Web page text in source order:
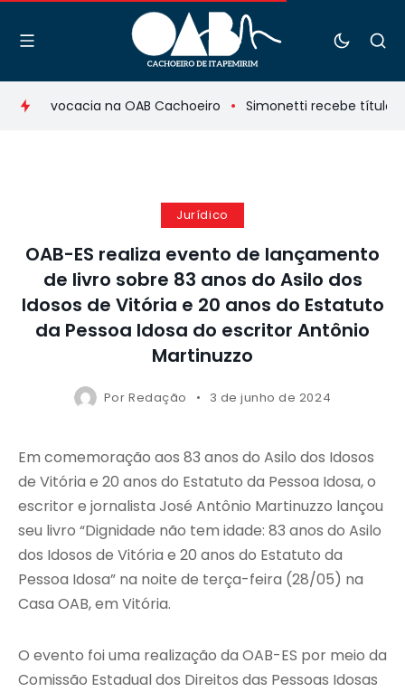
Advocacia na OAB Cachoeiro Simonetti recebe título de
Jurídico
OAB-ES realiza evento de lançamento
de livro sobre 83 anos do Asilo dos
Idosos de Vitória e 20 anos do Estatuto
da Pessoa Idosa do escritor Antônio
Martinuzzo
PorRedação 3 de junho de 2024
Em comemoração aos 83 anos do Asilo dos Idosos
de Vitória e 20 anos do Estatuto da Pessoa Idosa, o
escritor e jornalista José Antônio Martinuzzo lançou
seu livro “Dignidade não tem idade: 83 anos do Asilo
dos Idosos de Vitória e 20 anos do Estatuto da
Pessoa Idosa” na noite de terça-feira (28/05) na
Casa OAB, em Vitória.
O evento foi uma realização da OAB-ES por meio da
Comissão Estadual dos Direitos das Pessoas Idosas